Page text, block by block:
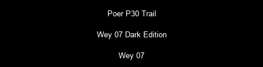
Poer P30 Trail
Wey 07 Dark Edition
Wey 07